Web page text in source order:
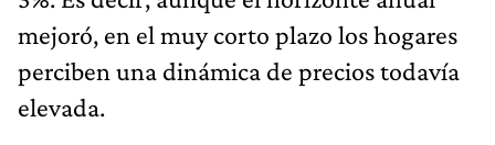
mejoró, en el muy corto plazo los hogares
perciben una dinámica de precios todavía
elevada.